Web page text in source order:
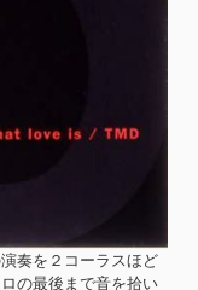
奏を２コーラスほど
の最後まで音を拾い